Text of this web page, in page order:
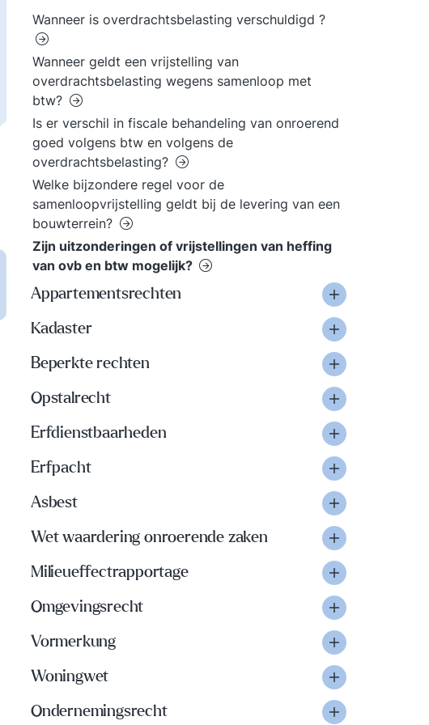
Wanneer is overdrachtsbelasting verschuldigd ?
Wanneer geldt een vrijstelling van
overdrachtsbelasting wegens samenloop met
btw?
Is er verschil in fiscale behandeling van onroerend
goed volgens btw en volgens de
overdrachtsbelasting?
Welke bijzondere regel voor de
samenloopvrijstelling geldt bij de levering van een
bouwterrein?
Zijn uitzonderingen of vrijstellingen van heffing
van ovb en btw mogelijk?
Appartementsrechten
Kadaster
Beperkte rechten
Opstalrecht
Erfdienstbaarheden
Erfpacht
Asbest
Wet waardering onroerende zaken
Milieueffectrapportage
Omgevingsrecht
Vormerkung
Woningwet
Ondernemingsrecht